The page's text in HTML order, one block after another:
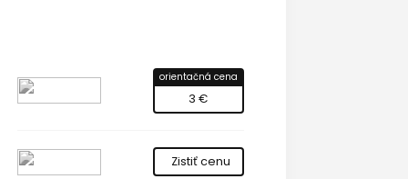
orientačná cena
3 €
Zistiť cenu